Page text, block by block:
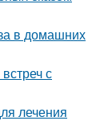
в домашних
с
лечения